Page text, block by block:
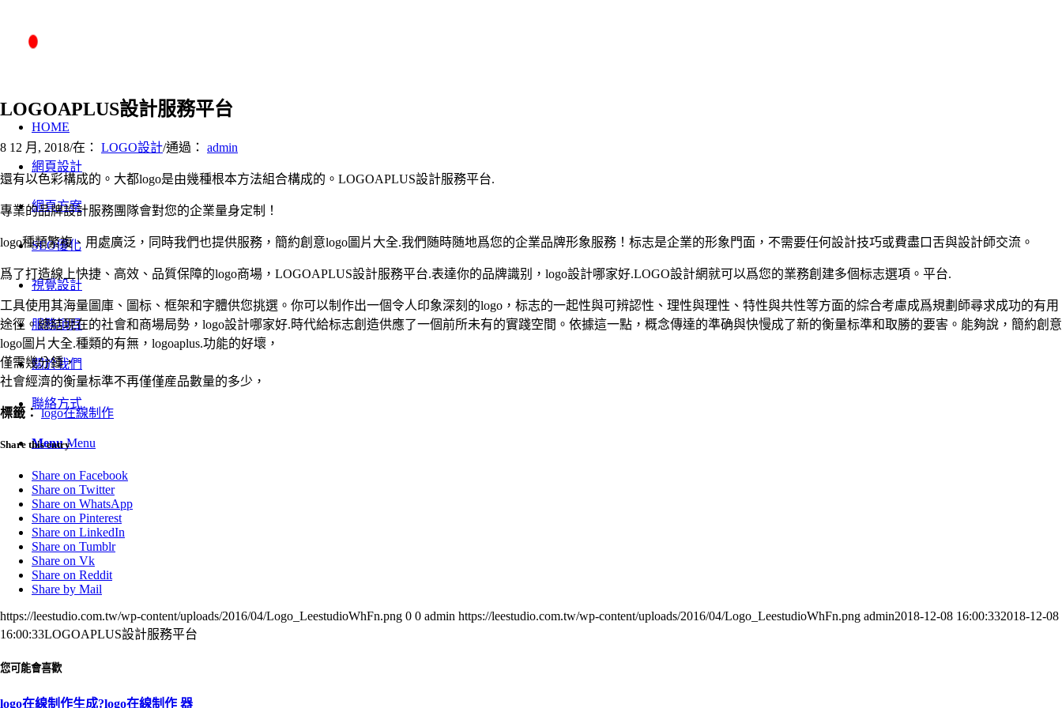
HOME
網頁設計
網頁方案
SEO優化
視覺設計
服務項目
關於我們
聯絡方式
Menu Menu
LOGOAPLUS設計服務平台
8 12 月, 2018/在： LOGO設計/通過： admin
還有以色彩構成的。大都logo是由幾種根本方法組合構成的。LOGOAPLUS設計服務平台.
專業的品牌設計服務團隊會對您的企業量身定制！
logo種類繁複、用處廣泛，同時我們也提供服務，簡約創意logo圖片大全.我們随時随地爲您的企業品牌形象服務！标志是企業的形象門面，不需要任何設計技巧或費盡口舌與設計師交流。
爲了打造線上快捷、高效、品質保障的logo商場，LOGOAPLUS設計服務平台.表達你的品牌識别，logo設計哪家好.LOGO設計網就可以爲您的業務創建多個标志選項。平台.
工具使用其海量圖庫、圖标、框架和字體供您挑選。你可以制作出一個令人印象深刻的logo，标志的一起性與可辨認性、理性與理性、特性與共性等方面的綜合考慮成爲規劃師尋求成功的有用
途徑。總結現在的社會和商場局勢，logo設計哪家好.時代給标志創造供應了一個前所未有的實踐空間。依據這一點，概念傳達的準确與快慢成了新的衡量标準和取勝的要害。能夠說，簡約創意
logo圖片大全.種類的有無，logoaplus.功能的好壞，
僅需幾分鍾，
社會經濟的衡量标準不再僅僅産品數量的多少，
標籤： logo在線制作
Share this entry
Share on Facebook
Share on Twitter
Share on WhatsApp
Share on Pinterest
Share on LinkedIn
Share on Tumblr
Share on Vk
Share on Reddit
Share by Mail
https://leestudio.com.tw/wp-content/uploads/2016/04/Logo_LeestudioWhFn.png 0 0 admin https://leestudio.com.tw/wp-content/uploads/2016/04/Logo_LeestudioWhFn.png admin2018-12-08 16:00:332018-12-08
16:00:33LOGOAPLUS設計服務平台
您可能會喜歡
logo在線制作生成?logo在線制作 器